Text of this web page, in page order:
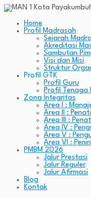
Home
Profil Madrasah
Sejarah
Akreditasi
Sambutan
Visi dan Misi
Struktur
Profil GTK
Profil Guru
Profil Tenaga
Zona Integritas
Area I :
Area II :
Area III :
Area IV :
Area V :
Area VI :
PMBM 2026
Jalur Prestasi
Jalur Reguler
Jalur Afirmasi
Blog
Kontak